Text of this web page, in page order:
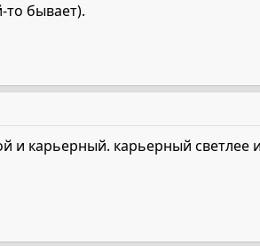
то бывает).
и карьерный. карьерный светлее